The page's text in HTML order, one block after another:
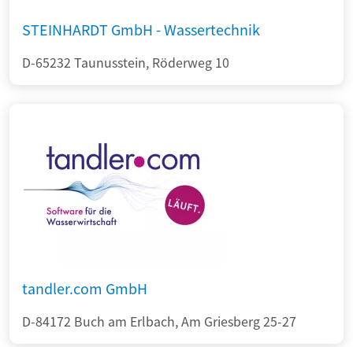
STEINHARDT GmbH - Wassertechnik
D-65232 Taunusstein, Röderweg 10
tandler.com GmbH
D-84172 Buch am Erlbach, Am Griesberg 25-27